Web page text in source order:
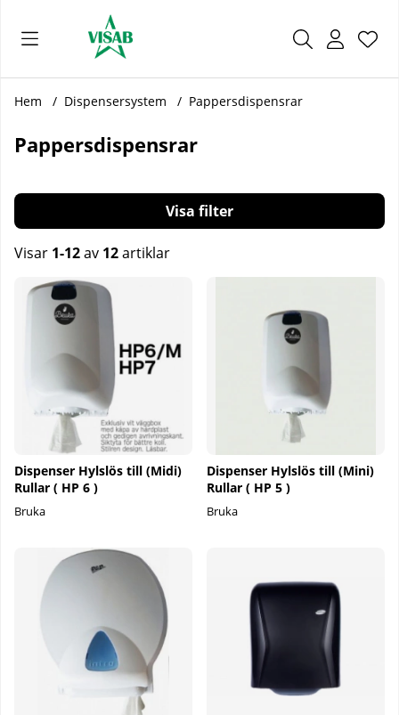
.
Hem Dispensersystem Pappersdispensrar
Pappersdispensrar
Filtrera
Visar 1-12av 12artiklar
Produkter
Dispenser Hylslös till (Midi)
Rullar ( HP 6 )
Bruka
Dispenser Hylslös till (Mini)
Rullar ( HP 5 )
Bruka